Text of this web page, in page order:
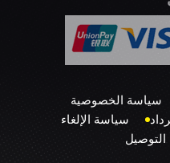
سياسة الخصوصية
سياسة الإلغاء